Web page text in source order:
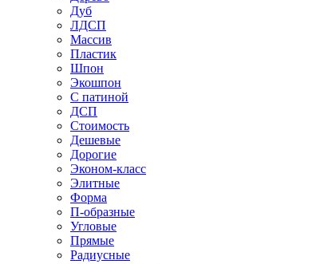
Дуб
ЛДСП
Массив
Пластик
Шпон
Экошпон
С патиной
ДСП
Стоимость
Дешевые
Дорогие
Эконом-класс
Элитные
Форма
П-образные
Угловые
Прямые
Радиусные